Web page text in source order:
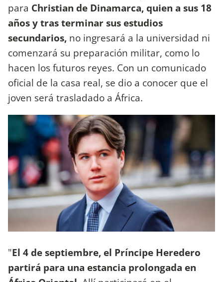
para Christian de Dinamarca, quien a sus 18
años y tras terminar sus estudios
secundarios, no ingresará a la universidad ni
comenzará su preparación militar, como lo
hacen los futuros reyes. Con un comunicado
oficial de la casa real, se dio a conocer que el
joven será trasladado a África.
"El 4 de septiembre, el Príncipe Heredero
partirá para una estancia prolongada en